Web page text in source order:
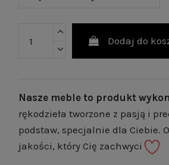
Dodaj do
Nasze meble to produkt
rękodzieła tworzone z pasją i
podstaw, specjalnie dla Ciebie.
jakości, który Cię zachwyci